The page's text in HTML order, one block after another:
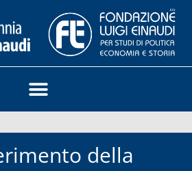
della